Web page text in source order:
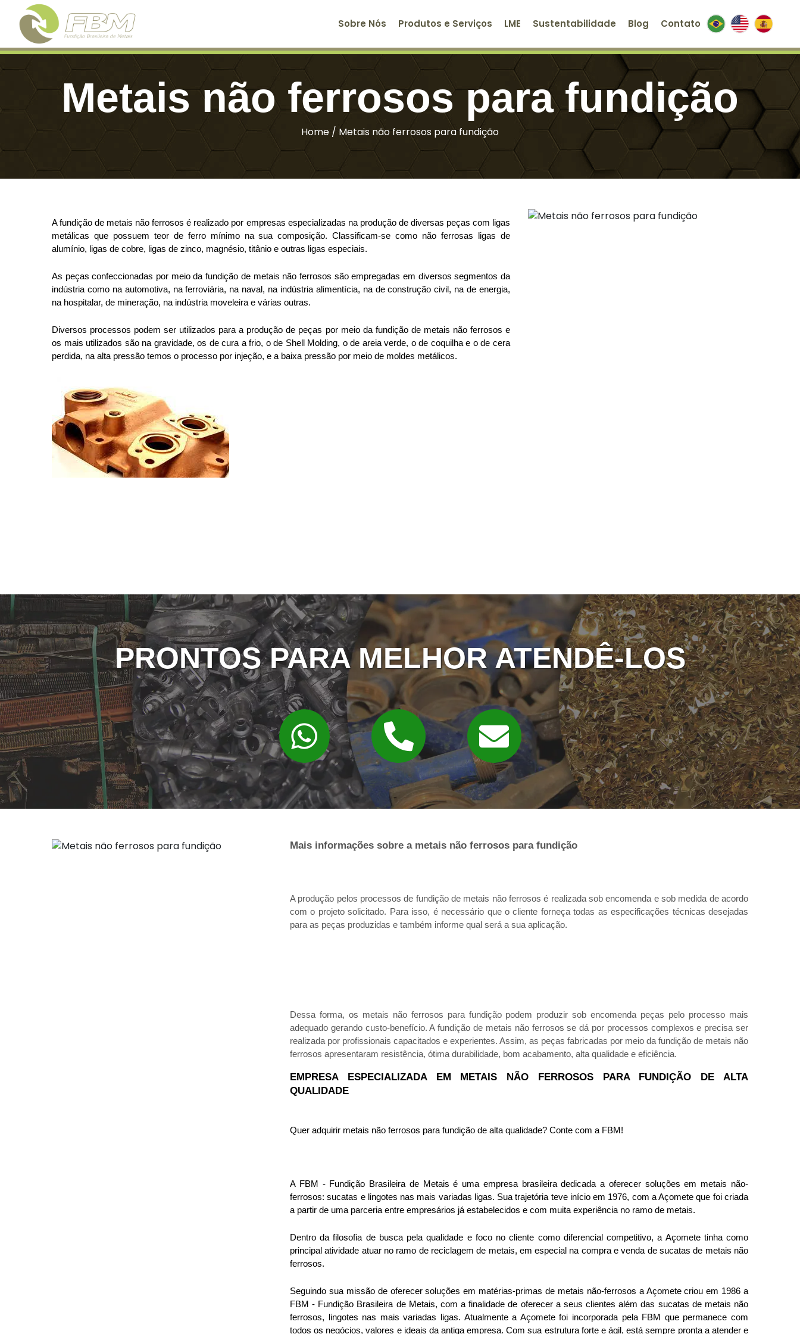
Sobre Nós Produtos e Serviços LME Sustentabilidade Blog Contato
Metais não ferrosos para fundição
Home /Metais não ferrosos para fundição
A fundição de metais não ferrosos é realizado por empresas especializadas na produção de diversas peças com ligas
metálicas que possuem teor de ferro mínimo na sua composição. Classificam-se como não ferrosas ligas de
alumínio, ligas de cobre, ligas de zinco, magnésio, titânio e outras ligas especiais.
As peças confeccionadas por meio da fundição de metais não ferrosos são empregadas em diversos segmentos da
indústria como na automotiva, na ferroviária, na naval, na indústria alimentícia, na de construção civil, na de energia,
na hospitalar, de mineração, na indústria moveleira e várias outras.
Diversos processos podem ser utilizados para a produção de peças por meio da fundição de metais não ferrosos e
os mais utilizados são na gravidade, os de cura a frio, o de Shell Molding, o de areia verde, o de coquilha e o de cera
perdida, na alta pressão temos o processo por injeção, e a baixa pressão por meio de moldes metálicos.
PRONTOS PARA MELHOR ATENDÊ-LOS
Mais informações sobre a metais não ferrosos para fundição
A produção pelos processos de fundição de metais não ferrosos é realizada sob encomenda e sob medida de acordo
com o projeto solicitado. Para isso, é necessário que o cliente forneça todas as especificações técnicas desejadas
para as peças produzidas e também informe qual será a sua aplicação.
Dessa forma, os metais não ferrosos para fundição podem produzir sob encomenda peças pelo processo mais
adequado gerando custo-benefício. A fundição de metais não ferrosos se dá por processos complexos e precisa ser
realizada por profissionais capacitados e experientes. Assim, as peças fabricadas por meio da fundição de metais não
ferrosos apresentaram resistência, ótima durabilidade, bom acabamento, alta qualidade e eficiência.
EMPRESA ESPECIALIZADA EM METAIS NÃO FERROSOS PARA FUNDIÇÃO DE ALTA
QUALIDADE
Quer adquirir metais não ferrosos para fundição de alta qualidade? Conte com a FBM!
A FBM - Fundição Brasileira de Metais é uma empresa brasileira dedicada a oferecer soluções em metais não-
ferrosos: sucatas e lingotes nas mais variadas ligas. Sua trajetória teve início em 1976, com a Açomete que foi criada
a partir de uma parceria entre empresários já estabelecidos e com muita experiência no ramo de metais.
Dentro da filosofia de busca pela qualidade e foco no cliente como diferencial competitivo, a Açomete tinha como
principal atividade atuar no ramo de reciclagem de metais, em especial na compra e venda de sucatas de metais não
ferrosos.
Seguindo sua missão de oferecer soluções em matérias-primas de metais não-ferrosos a Açomete criou em 1986 a
FBM - Fundição Brasileira de Metais, com a finalidade de oferecer a seus clientes além das sucatas de metais não
ferrosos, lingotes nas mais variadas ligas. Atualmente a Açomete foi incorporada pela FBM que permanece com
todos os negócios, valores e ideais da antiga empresa. Com sua estrutura forte e ágil, está sempre pronta a atender e